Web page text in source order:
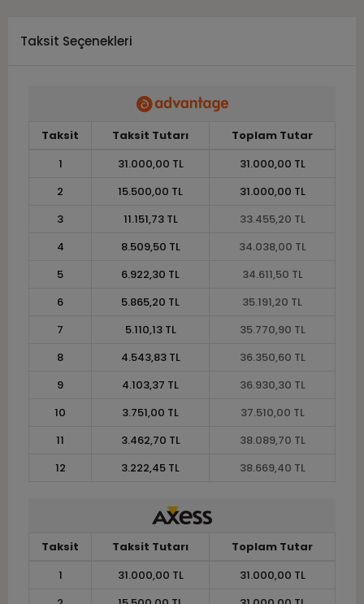
Taksit Seçenekleri
Taksit Taksit Tutarı
Toplam Tutar
1
31.000,00 TL
31.000,00 TL
2
15.500,00 TL
31.000,00 TL
3
11.151,73 TL
33.455,20 TL
4
8.509,50 TL
34.038,00 TL
5
6.922,30 TL
34.611,50 TL
6
5.865,20 TL
35.191,20 TL
7
5.110,13 TL
35.770,90 TL
8
4.543,83 TL
36.350,60 TL
9
4.103,37 TL
36.930,30 TL
10
3.751,00 TL
37.510,00 TL
11
3.462,70 TL
38.089,70 TL
12
3.222,45 TL 38.669,40 TL
Taksit Taksit Tutarı
Toplam Tutar
1
31.000,00 TL
31.000,00 TL